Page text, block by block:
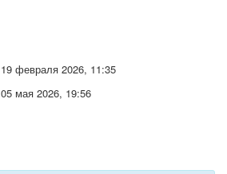
19 февраля 2026, 11:35
05 мая 2026, 19:56